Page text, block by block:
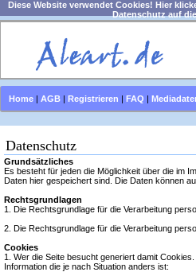
Diese Website verwendet Cookies! Hier
Datenschutz auf
Home | AGB | Registrieren | FAQ |
Datenschutz
Grundsätzliches
Es besteht für jeden die Möglichkeit über die im
Daten hier gespeichert sind. Die Daten können
Rechtsgrundlagen
1. Die Rechtsgrundlage für die Verarbeitung
2. Die Rechtsgrundlage für die Verarbeitung
Cookies
1. Wer die Seite besucht generiert damit
Information die je nach Situation anders ist: